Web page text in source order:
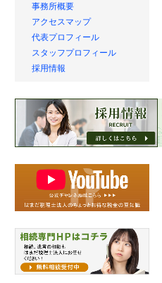
事務所概要
アクセスマップ
代表プロフィール
スタッフプロフィール
採用情報